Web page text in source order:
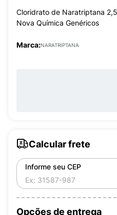
Cloridrato de Naratriptana
Nova Química Genéricos
Marca:NARATRIPTANA
Calcular frete
Informe seu CEP
Opções de entrega